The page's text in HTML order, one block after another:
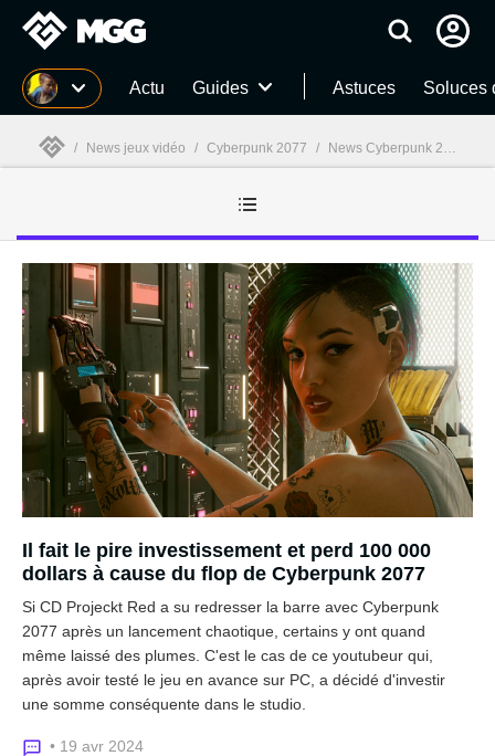
MGG Actu Guides Astuces Soluces
/ News jeux vidéo / Cyberpunk 2077 / News Cyberpunk 2077
Il fait le pire investissement et perd 100 000
dollars à cause du flop de Cyberpunk 2077
Si CD Projeckt Red a su redresser la barre avec Cyberpunk
2077 après un lancement chaotique, certains y ont quand
même laissé des plumes. C'est le cas de ce youtubeur qui,
après avoir testé le jeu en avance sur PC, a décidé d'investir
une somme conséquente dans le studio.
• 19 avr 2024